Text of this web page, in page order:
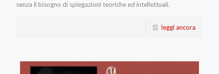
senza il bisogno di spiegazioni teoriche ed intellettuali.
leggi ancora